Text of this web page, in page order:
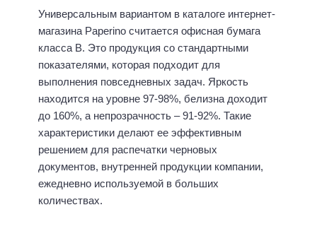
Универсальным вариантом в каталоге интернет-
магазина Paperino считается офисная бумага
класса В. Это продукция со стандартными
показателями, которая подходит для
выполнения повседневных задач. Яркость
находится на уровне 97-98%, белизна доходит
до 160%, а непрозрачность – 91-92%. Такие
характеристики делают ее эффективным
решением для распечатки черновых
документов, внутренней продукции компании,
ежедневно используемой в больших
количествах.